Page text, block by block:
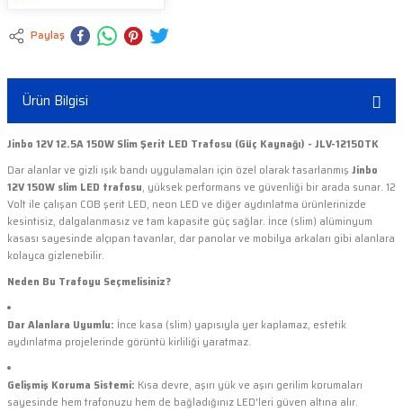
Paylaş
Ürün Bilgisi
Jinbo 12V 12.5A 150W Slim Şerit LED Trafosu (Güç Kaynağı) - JLV-12150TK
Dar alanlar ve gizli ışık bandı uygulamaları için özel olarak tasarlanmış Jinbo
12V 150W slim LED trafosu, yüksek performans ve güvenliği bir arada sunar. 12
Volt ile çalışan COB şerit LED, neon LED ve diğer aydınlatma ürünlerinizde
kesintisiz, dalgalanmasız ve tam kapasite güç sağlar. İnce (slim) alüminyum
kasası sayesinde alçıpan tavanlar, dar panolar ve mobilya arkaları gibi alanlara
kolayca gizlenebilir.
Neden Bu Trafoyu Seçmelisiniz?
Dar Alanlara Uyumlu: İnce kasa (slim) yapısıyla yer kaplamaz, estetik
aydınlatma projelerinde görüntü kirliliği yaratmaz.
Gelişmiş Koruma Sistemi: Kısa devre, aşırı yük ve aşırı gerilim korumaları
sayesinde hem trafonuzu hem de bağladığınız LED'leri güven altına alır.